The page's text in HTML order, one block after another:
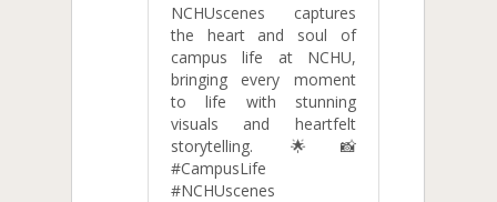
NCHUscenes captures
the heart and soul of
campus life at NCHU,
bringing every moment
to life with stunning
visuals and heartfelt
storytelling. 🌟📸
#CampusLife
#NCHUscenes